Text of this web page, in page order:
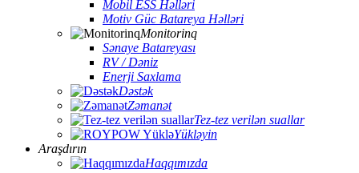
Mobil ESS Həlləri
Motiv Güc Batareya Həlləri
Monitorinq
Sənaye Batareyası
RV / Dəniz
Enerji Saxlama
Dəstək
Zəmanət
Tez-tez verilən suallar
Yükləyin
Araşdırın
Haqqımızda